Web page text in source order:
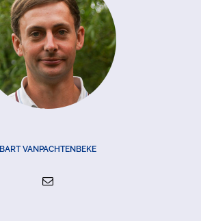
BART VANPACHTENBEKE